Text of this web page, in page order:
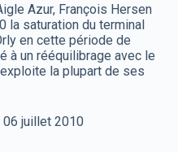
Azur, François Hersen
la saturation du terminal
en cette période de
à un rééquilibrage avec le
la plupart de ses
06 juillet 2010